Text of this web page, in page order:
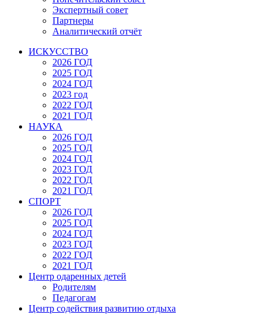
Экспертный совет
Партнеры
Аналитический отчёт
ИСКУССТВО
2026 ГОД
2025 ГОД
2024 ГОД
2023 год
2022 ГОД
2021 ГОД
НАУКА
2026 ГОД
2025 ГОД
2024 ГОД
2023 ГОД
2022 ГОД
2021 ГОД
СПОРТ
2026 ГОД
2025 ГОД
2024 ГОД
2023 ГОД
2022 ГОД
2021 ГОД
Центр одаренных детей
Родителям
Педагогам
Центр содействия развитию отдыха